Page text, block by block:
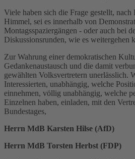
Viele haben sich die Frage gestellt,
Himmel, sei es innerhalb von
Montagsspaziergängen - oder auch bei
Diskussionsrunden, wie es weitergehen
Zur Wahrung einer demokratischen
Gedankenaustausch und die damit
gewählten Volksvertretern unerlässlich.
Interessierten, unabhängig, welche
einnehmen, völlig unabhängig, welche
Einzelnen haben, einladen, mit den
Bundestages,
Herrn MdB Karsten Hilse (AfD)
Herrn MdB Torsten Herbst (FDP)